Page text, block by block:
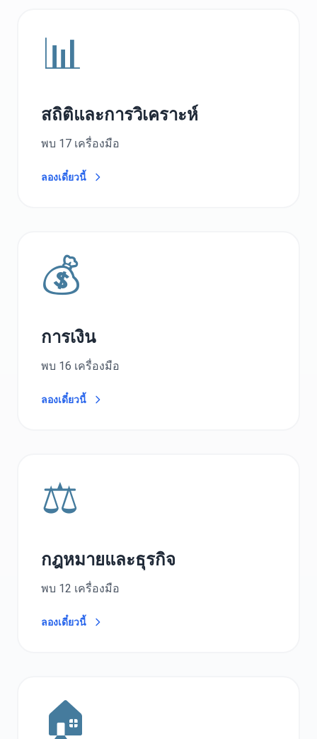
📊
สถิติและการวิเคราะห์
พบ 17 เครื่องมือ
ลองเดี๋ยวนี้
💰
การเงิน
พบ 16 เครื่องมือ
ลองเดี๋ยวนี้
⚖️
กฎหมายและธุรกิจ
พบ 12 เครื่องมือ
ลองเดี๋ยวนี้
🏠